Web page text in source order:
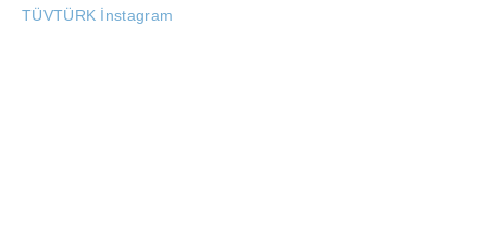
TÜVTÜRK İnstagram